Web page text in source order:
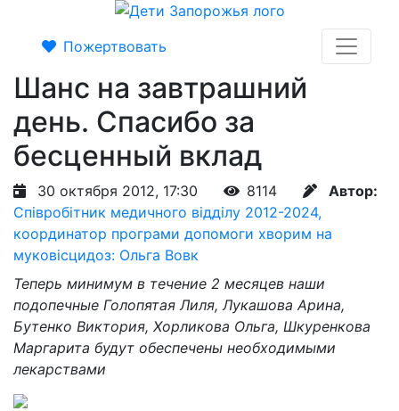
Пожертвовать
Шанс на завтрашний
день. Спасибо за
бесценный вклад
30 октября 2012, 17:30 8114
Автор:
Співробітник медичного відділу 2012-2024,
координатор програми допомоги хворим на
муковісцидоз: Ольга Вовк
Теперь минимум в течение 2 месяцев наши
подопечные Голопятая Лиля, Лукашова Арина,
Бутенко Виктория, Хорликова Ольга, Шкуренкова
Маргарита будут обеспечены необходимыми
лекарствами